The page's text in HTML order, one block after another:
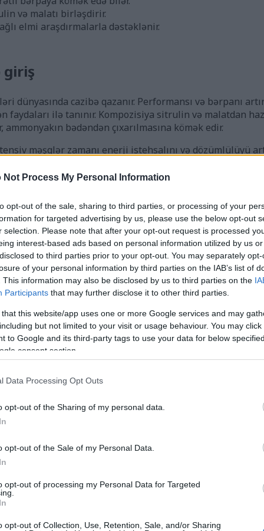
Not Process My Personal Information
opt-out of the sale, sharing to third parties, or processing of your
for targeted advertising by us, please use the below opt-out
selection. Please note that after your opt-out request is processed
interest-based ads based on personal information utilized by us
to third parties prior to your opt-out. You may separately
of your personal information by third parties on the IAB’s list of
This information may also be disclosed by us to third parties on the
Participants that may further disclose it to other third parties.
that this website/app uses one or more Google services and may
but not limited to your visit or usage behaviour. You may
to Google and its third-party tags to use your data for below
consent section.
Data Processing Opt Outs
opt-out of the Sharing of my personal data.
opt-out of the Sale of my Personal Data.
opt-out of processing my Personal Data for Targeted
opt-out of Collection, Use, Retention, Sale, and/or Sharing
və malatı birləşdirir.
elmi araşdırmalarla dəstəklənir.
giriş
dünyasında cazibə qazanır. Performansı və bərpanı
faydaları ilə tanınır. Kompozisiya sitrulin və malatdan
bədəndən çıxarılmasına kömək edir.
məşqlər zamanı enerji istehsalını və dözümlülüyü
çatmaq üçün güclü qarışığı təşkil edir. Onun
və məşq qabiliyyətini artırmaq qabiliyyətindən
geniş istifadə olunan bir birləşmədir. Azot
olan alma turşusu ilə birləşdirir. Bu qarışıq Citrulline
o, zülal sintezinə birbaşa töhfə vermir.
qan axını artırmaq üçün vacibdir. Azot oksidinin
istehsalını artırır, L-sitrulin ilə sinergik təsir yaradır.
məşq performansında faydalarını göstərdi. O,
İdmançılar və fitnes həvəskarları ondan dözümlülüyü
azaltmaq üçün istifadə edirlər.